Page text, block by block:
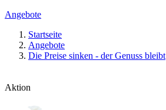
Angebote
Startseite
Angebote
Die Preise sinken - der Genuss bleibt
Aktion